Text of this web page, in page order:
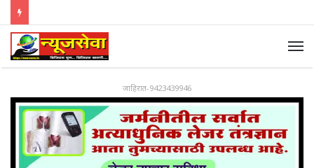
जाहिरात-9423439946